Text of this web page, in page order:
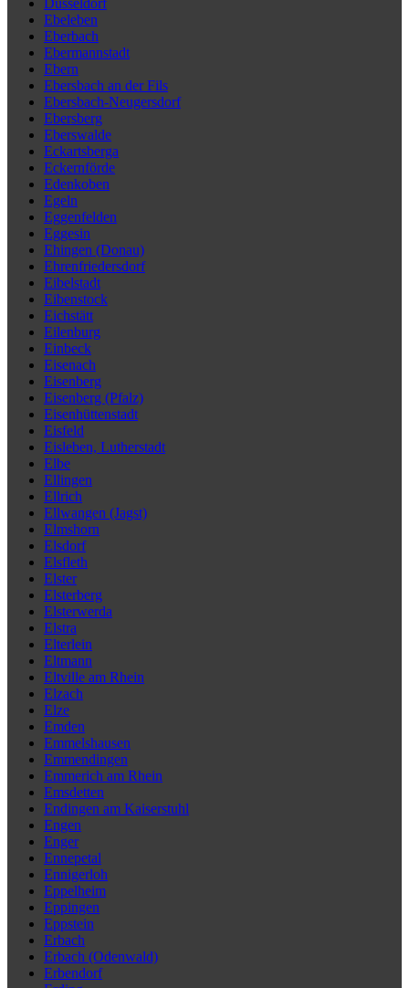
Düsseldorf
Ebeleben
Eberbach
Ebermannstadt
Ebern
Ebersbach an der Fils
Ebersbach-Neugersdorf
Ebersberg
Eberswalde
Eckartsberga
Eckernförde
Edenkoben
Egeln
Eggenfelden
Eggesin
Ehingen (Donau)
Ehrenfriedersdorf
Eibelstadt
Eibenstock
Eichstätt
Eilenburg
Einbeck
Eisenach
Eisenberg
Eisenberg (Pfalz)
Eisenhüttenstadt
Eisfeld
Eisleben, Lutherstadt
Elbe
Ellingen
Ellrich
Ellwangen (Jagst)
Elmshorn
Elsdorf
Elsfleth
Elster
Elsterberg
Elsterwerda
Elstra
Elterlein
Eltmann
Eltville am Rhein
Elzach
Elze
Emden
Emmelshausen
Emmendingen
Emmerich am Rhein
Emsdetten
Endingen am Kaiserstuhl
Engen
Enger
Ennepetal
Ennigerloh
Eppelheim
Eppingen
Eppstein
Erbach
Erbach (Odenwald)
Erbendorf